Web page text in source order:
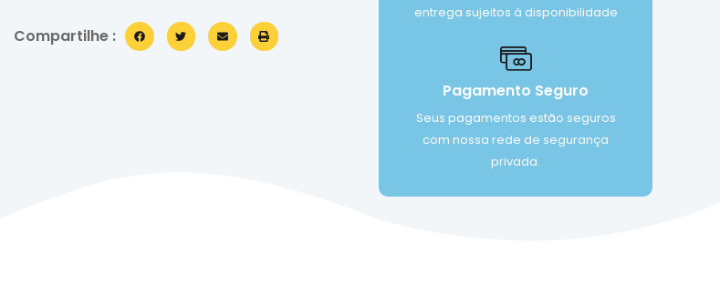
Compartilhe :
entrega sujeitos à disponibilidade
Pagamento Seguro
Seus pagamentos estão seguros
com nossa rede de segurança
privada.